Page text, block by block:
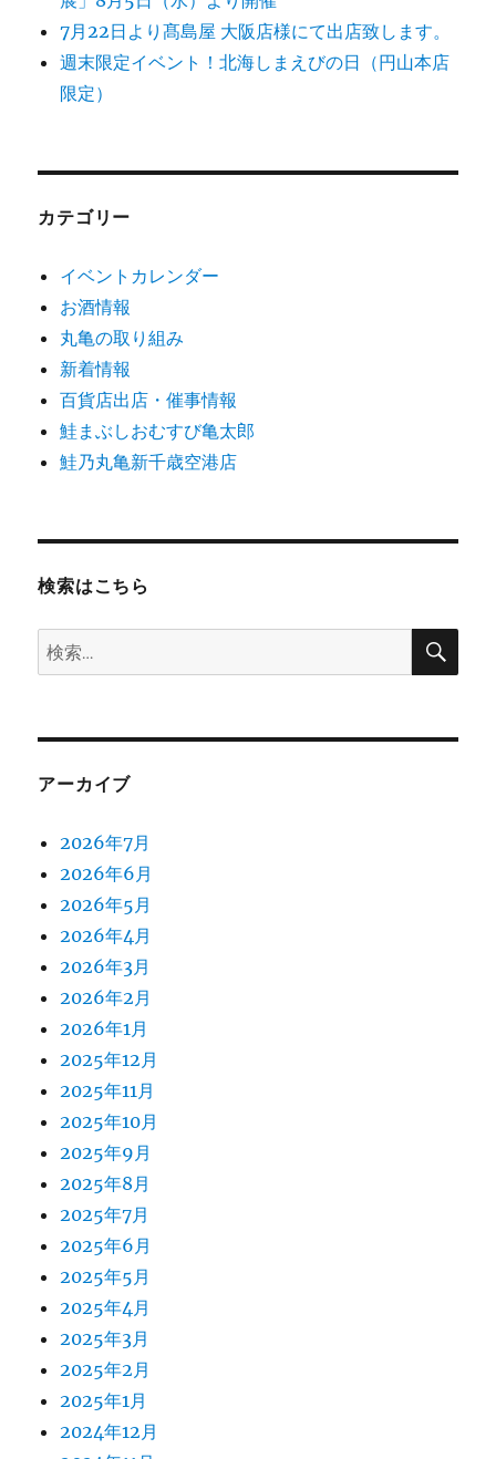
7月22日より髙島屋 大阪店様にて出店致します。
週末限定イベント！北海しまえびの日（円山本店
限定）
カテゴリー
イベントカレンダー
お酒情報
丸亀の取り組み
新着情報
百貨店出店・催事情報
鮭まぶしおむすび亀太郎
鮭乃丸亀新千歳空港店
検索はこちら
検
索:
検
アーカイブ
2026年7月
2026年6月
2026年5月
2026年4月
2026年3月
2026年2月
2026年1月
2025年12月
2025年11月
2025年10月
2025年9月
2025年8月
2025年7月
2025年6月
2025年5月
2025年4月
2025年3月
2025年2月
2025年1月
2024年12月